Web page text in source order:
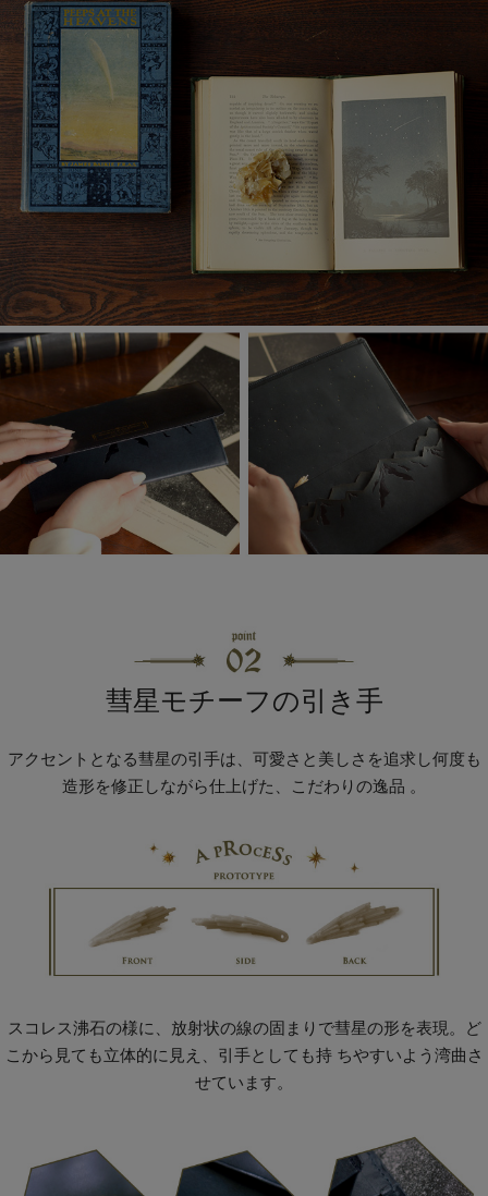
彗星モチーフの引き手
アクセントとなる彗星の引手は、可愛さと美しさを追求し何度も
造形を修正しながら仕上げた、こだわりの逸品 。
スコレス沸石の様に、放射状の線の固まりで彗星の形を表現。ど
こから見ても立体的に見え、引手としても持 ちやすいよう湾曲さ
せています。